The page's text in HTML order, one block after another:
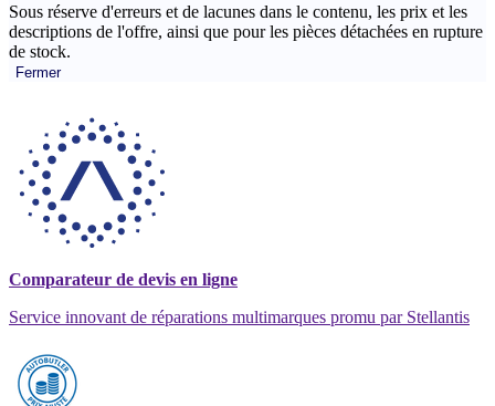
Sous réserve d'erreurs et de lacunes dans le contenu, les prix et les
descriptions de l'offre, ainsi que pour les pièces détachées en rupture
de stock.
Fermer
Comparateur de devis en ligne
Service innovant de réparations multimarques promu par Stellantis